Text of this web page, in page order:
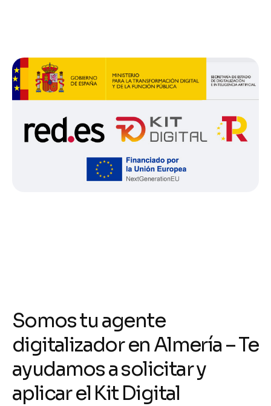
Somos tu agente
digitalizador en Almería – Te
ayudamos a solicitar y
aplicar el Kit Digital